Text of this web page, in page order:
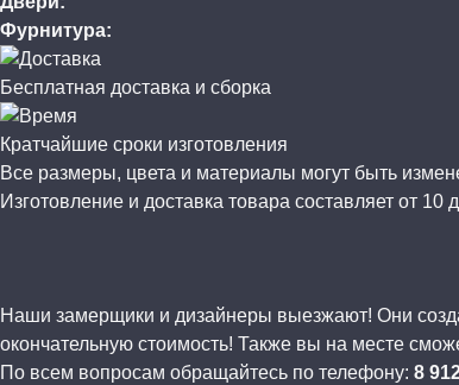
Фурнитура:
Бесплатная доставка и сборка
Кратчайшие сроки изготовления
Все размеры, цвета и материалы могут быть
Изготовление и доставка товара составляет от 10
Наши замерщики и дизайнеры выезжают! Они
окончательную стоимость! Также вы на месте
По всем вопросам обращайтесь по телефону: 8